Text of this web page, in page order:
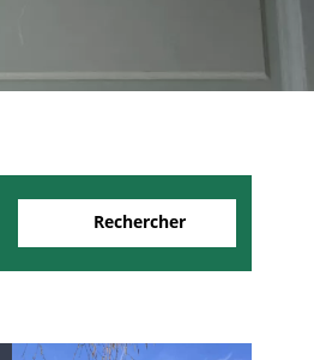
Rechercher